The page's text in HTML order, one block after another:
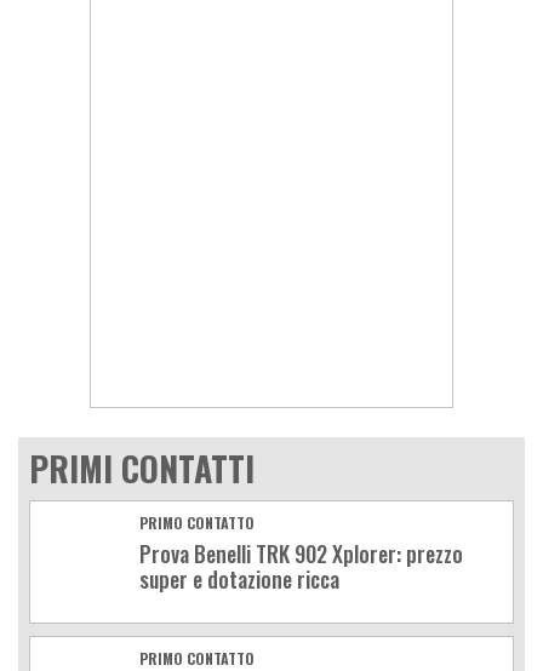
PRIMI CONTATTI
PRIMO CONTATTO
Prova Benelli TRK 902 Xplorer: prezzo
super e dotazione ricca
PRIMO CONTATTO